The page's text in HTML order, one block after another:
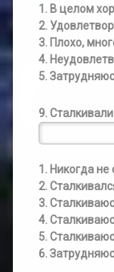
1. В целом
2.
3. Плохо,
4.
5.
9.
1. Никогда не
2.
3.
4.
5.
6.